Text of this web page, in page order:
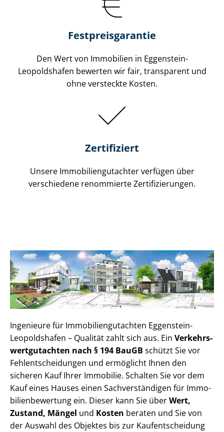
Festpreis​garantie
Den Wert von Immobilien in Eggenstein-
Leopoldshafen bewerten wir fair, transparent und
ohne versteckte Kosten.
Zertifiziert
Unsere Immobilien­gutachter verfügen über
verschiedene renommierte Zer­ti­fi­zie­run­gen.
Ingenieure für Im­mo­bi­li­en­gut­ach­ten Eggenstein-
Leopoldshafen – Qualität zahlt sich aus. Ein Ver­kehrs­
wert­gut­ach­ten nach § 194 BauGB schützt Sie vor
Fehl­ent­schei­dun­gen und ermöglicht Ihnen den
sicheren Kauf Ihrer Immobilie. Schalten Sie vor dem
Kauf eines Hauses einen Sach­ver­stän­di­gen für Im­mo­
bi­li­en­be­wer­tung ein. Dieser kann Sie überWert,
Zustand, Mängel und Kosten beraten und Sie von
der Auswahl des Objektes bis zur Kauf­ent­schei­dung